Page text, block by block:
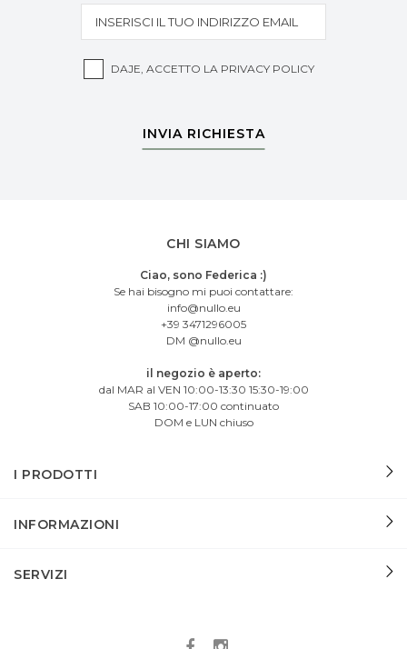
DAJE, ACCETTO LA PRIVACY POLICY
INVIA RICHIESTA
CHI SIAMO
Ciao, sono Federica :)
Se hai bisogno mi puoi contattare:
info@nullo.eu
+39 3471296005
DM @nullo.eu
il negozio è aperto:
dal MAR al VEN 10:00-13:30 15:30-19:00
SAB 10:00-17:00 continuato
DOM e LUN chiuso
I PRODOTTI
INFORMAZIONI
SERVIZI